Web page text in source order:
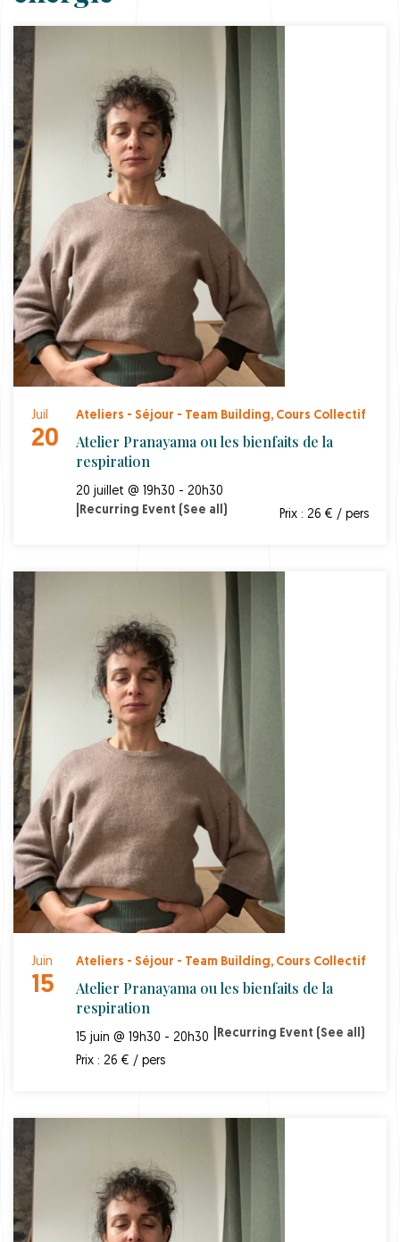
Juil
20
Ateliers - Séjour - Team Building, Cours Collectif
Atelier Pranayama ou les bienfaits de la
respiration
20 juillet @ 19h30 - 20h30
Recurring Event (See all) Prix : 26 € / pers
Juin
15
Ateliers - Séjour - Team Building, Cours Collectif
Atelier Pranayama ou les bienfaits de la
respiration
15 juin @ 19h30 - 20h30 Recurring Event (See all)
Prix : 26 € / pers